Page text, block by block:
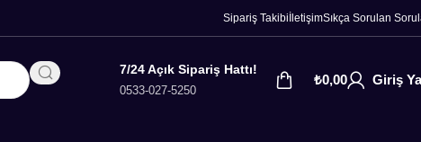
Sipariş Takibi İletişimSıkça Sorulan
7/24 Açık Sipariş Hattı!
0533-027-5250
₺0,00 Giriş